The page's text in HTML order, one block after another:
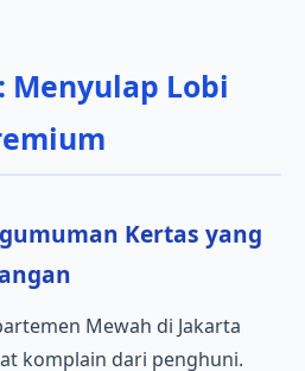
Menyulap Lobi
Kertas yang
Mewah di Jakarta
komplain dari penghuni.